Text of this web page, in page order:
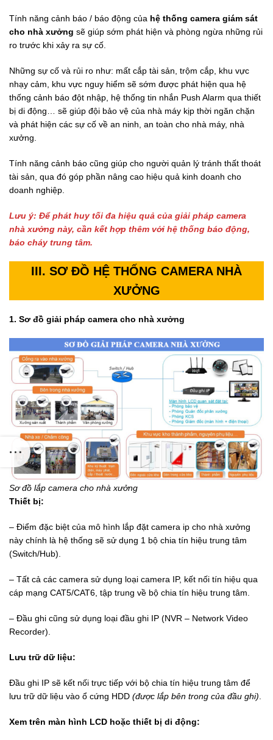
Tính năng cảnh báo / báo động của hệ thống camera giám sát
cho nhà xưởng sẽ giúp sớm phát hiện và phòng ngừa những rủi
ro trước khi xảy ra sự cố.
Những sự cố và rủi ro như: mất cắp tài sản, trộm cắp, khu vực
nhạy cảm, khu vực nguy hiểm sẽ sớm được phát hiện qua hệ
thống cảnh báo đột nhập, hệ thống tin nhắn Push Alarm qua thiết
bị di động… sẽ giúp đội bảo vệ của nhà máy kịp thời ngăn chặn
và phát hiện các sự cố về an ninh, an toàn cho nhà máy, nhà
xưởng.
Tính năng cảnh báo cũng giúp cho người quản lý tránh thất thoát
tài sản, qua đó góp phần nâng cao hiệu quả kinh doanh cho
doanh nghiệp.
Lưu ý: Để phát huy tối đa hiệu quả của giải pháp camera
nhà xưởng này, cần kết hợp thêm với hệ thống báo động,
báo cháy trung tâm.
III. SƠ ĐỒ HỆ THỐNG CAMERA NHÀ
XƯỞNG
1. Sơ đồ giải pháp camera cho nhà xưởng
Sơ đồ lắp camera cho nhà xưởng
Thiết bị:
– Điểm đặc biệt của mô hình lắp đặt camera ip cho nhà xưởng
này chính là hệ thống sẽ sử dụng 1 bộ chia tín hiệu trung tâm
(Switch/Hub).
– Tất cả các camera sử dụng loại camera IP, kết nối tín hiệu qua
cáp mạng CAT5/CAT6, tập trung về bộ chia tín hiệu trung tâm.
– Đầu ghi cũng sử dụng loại đầu ghi IP (NVR – Network Video
Recorder).
Lưu trữ dữ liệu:
Đầu ghi IP sẽ kết nối trực tiếp với bộ chia tín hiệu trung tâm để
lưu trữ dữ liệu vào ổ cứng HDD (được lắp bên trong của đầu ghi).
Xem trên màn hình LCD hoặc thiết bị di động: